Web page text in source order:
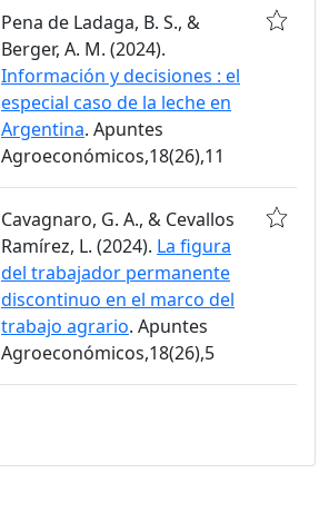
Pena de Ladaga, B. S., &
Berger, A. M. (2024).
Información y decisiones : el
especial caso de la leche en
Argentina. Apuntes
Agroeconómicos,18(26),11
Cavagnaro, G. A., & Cevallos
Ramírez, L. (2024). La figura
del trabajador permanente
discontinuo en el marco del
trabajo agrario. Apuntes
Agroeconómicos,18(26),5